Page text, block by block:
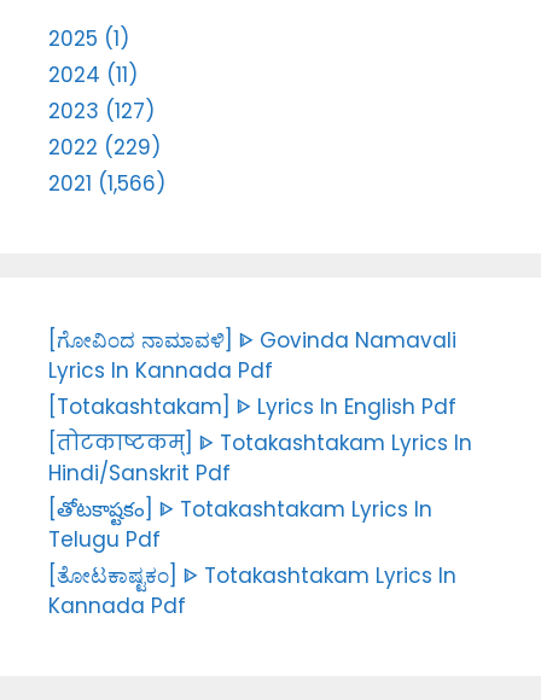
2025 (1)
2024 (11)
2023 (127)
2022 (229)
2021 (1,566)
[ಗೋವಿಂದ ನಾಮಾವಳಿ] ᐈ Govinda Namavali
Lyrics In Kannada Pdf
[Totakashtakam] ᐈ Lyrics In English Pdf
[तोटकाष्टकम्] ᐈ Totakashtakam Lyrics In
Hindi/Sanskrit Pdf
[తోటకాష్టకం] ᐈ Totakashtakam Lyrics In
Telugu Pdf
[ತೋಟಕಾಷ್ಟಕಂ] ᐈ Totakashtakam Lyrics In
Kannada Pdf